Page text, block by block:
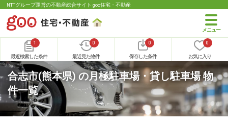
NTTグループ運営の不動産総合サイト goo住宅・不動産
1
最近検索した条件
0
最近見た物件
0
保存した条件
0
お気に入り
合志市(熊本県) の月極駐車場・貸し駐車場 物
件一覧